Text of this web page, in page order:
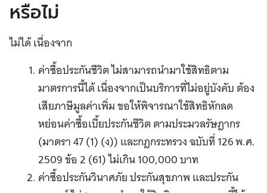
หรือไม่
ไม่ได้ เนื่องจาก
ค่าซื้อประกันชีวิต ไม่สามารถนำมาใช้สิทธิตาม
มาตรการนี้ได้ เนื่องจากเป็นบริการที่ไม่อยู่บังคับ ต้อง
เสียภาษีมูลค่าเพิ่ม ขอให้พิจารณาใช้สิทธิหักลด
หย่อนค่าซื้อเบี้ยประกันชีวิต ตามประมวลรัษฎากร
(มาตรา 47 (1) (ง)) และกฎกระทรวง ฉบับที่ 126 พ.ศ.
2509 ข้อ 2 (61) ไม่เกิน 100,000 บาท
ค่าซื้อประกันวินาศภัย ประกันสุขภาพ และประกัน